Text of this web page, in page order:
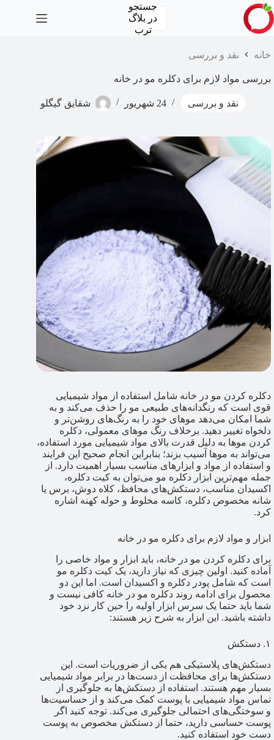
پرش
به
محتوا
جستجو
در بلاگ
ترب
خانه نقد و بررسی
بررسی مواد لازم برای دکلره مو در خانه
نقد و بررسی 24 شهریور شقایق گیگلو
دکلره کردن مو در خانه شامل استفاده از مواد شیمیایی
قوی است که رنگدانه‌های طبیعی مو را حذف می‌کند و به
شما امکان می‌دهد موهای خود را به رنگ‌های روشن‌تر و
دلخواه تغییر دهید. برخلاف رنگ موهای معمولی، دکلره
کردن موها به دلیل قدرت بالای مواد شیمیایی مورد استفاده،
می‌تواند به موها آسیب بزند؛ بنابراین انجام صحیح این فرایند
و استفاده از مواد و ابزارهای مناسب بسیار اهمیت دارد. از
جمله مهم‌ترین ابزار دکلره مو می‌توان به کیت دکلره،
اکسیدان مناسب، دستکش‌های محافظ، کلاه دوش، برس یا
شانه مخصوص دکلره، کاسه مخلوط و حوله کهنه اشاره
کرد.
ابزار و مواد لازم برای دکلره مو در خانه
برای دکلره کردن مو در خانه، باید ابزار و مواد خاصی را
آماده کنید. اولین چیزی که نیاز دارید، یک کیت دکلره مو
است که شامل پودر دکلره و اکسیدان است. اما این دو
محصول برای ادامه روند دکلره مو در خانه کافی نیست و
شما باید حتما یک سرس ابزار اولیه را حین کار نزد خود
داشته باشید. این ابزار به شرح زیر هستند:
۱. دستکش
دستکش‌های پلاستیکی هم یکی از ضروریات است. این
دستکش‌ها برای محافظت از دست‌ها در برابر مواد شیمیایی
بسیار مهم هستند. استفاده از دستکش‌ها به جلوگیری از
تماس مواد شیمیایی با پوست کمک می‌کند و از حساسیت‌ها
و سوختگی‌های احتمالی جلوگیری می‌کند. توجه کنید اگر
پوست حساسی دارید، حتما از دستکش مخصوص به پوست
دست خود استفاده کنید.